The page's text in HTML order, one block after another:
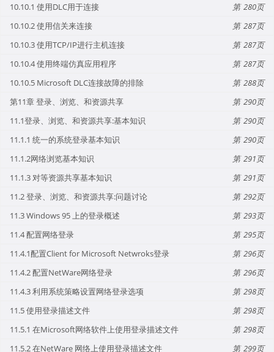
10.10.1 使用DLC用于连接
280
10.10.2 使用信关来连接
287
10.10.3 使用TCP/IP进行主机连接
287
10.10.4 使用终端仿真应用程序
287
10.10.5 Microsoft DLC连接故障的排除
288
第11章 登录、浏览、和资源共享
290
11.1登录、浏览、和资源共享:基本知识
290
11.1.1 统一的系统登录基本知识
290
11.1.2网络浏览基本知识
291
11.1.3 对等资源共享基本知识
291
11.2 登录、浏览、和资源共享:问题讨论
292
11.3 Windows 95 上的登录概述
293
11.4 配置网络登录
295
11.4.1配置Client for Microsoft Netwroks登录
296
11.4.2 配置NetWare网络登录
296
11.4.3 利用系统策略设置网络登录选项
298
11.5 使用登录描述文件
298
11.5.1 在Microsoft网络软件上使用登录描述文件
298
11.5.2 在NetWare 网络上使用登录描述文件
299